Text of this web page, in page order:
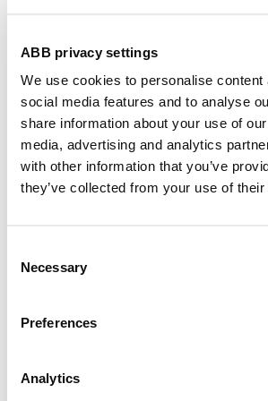
ABB privacy settings
We use cookies to personalise content
social media features and to analyse
share information about your use of
media, advertising and analytics
with other information that you’ve
they’ve collected from your use of
Selection
Necessary
Preferences
Analytics
compact
S2C-H6-11R
2CDS200946R0001
Niet
Nevenapparaat
compact
2NO
Nevenapparaat
Suitable for S200
series up to 100A